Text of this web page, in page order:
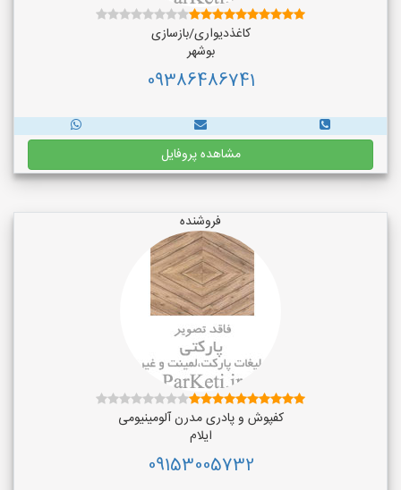
کاغذدیواری/بازسازی
بوشهر
09386486741
مشاهده پروفایل
فروشنده
کفپوش و پادری مدرن آلومینیومی
ایلام
09153005732